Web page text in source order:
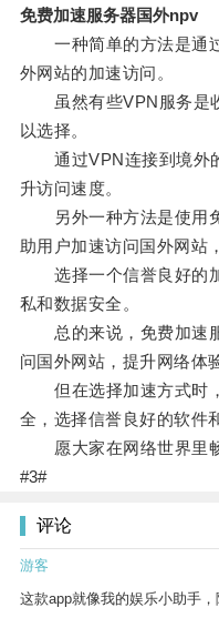
免费加速服务器国外npv
一种简单的方法是通过
外网站的加速访问。
虽然有些VPN服务是
以选择。
通过VPN连接到境外的
升访问速度。
另外一种方法是使用免
助用户加速访问国外网站
选择一个信誉良好的加
私和数据安全。
总的来说，免费加速服
问国外网站，提升网络体
但在选择加速方式时，
全，选择信誉良好的软件
愿大家在网络世界里畅
#3#
评论
游客
这款app就像我的娱乐小助手，